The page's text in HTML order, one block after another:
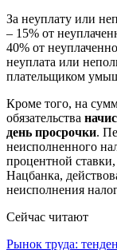
За неуплату или
– 15% от
40% от
неуплата или
плательщиком
Кроме того, на
обязательства
день просрочки.
неисполненного
процентной
Нацбанка,
неисполнения
Сейчас читают
Рынок труда: